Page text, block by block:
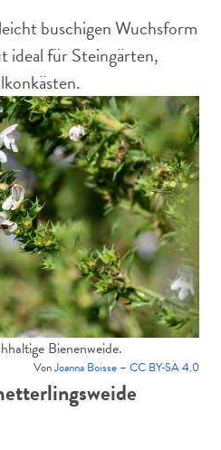
buschigen Wuchsform
ideal für Steingärten,
Bienenweide.
VonJoanna Boisse – CC BY-SA 4.0